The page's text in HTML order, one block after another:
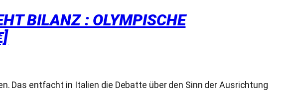
BILANZ : OLYMPISCHE
Das entfacht in Italien die Debatte über den Sinn der Ausrichtung